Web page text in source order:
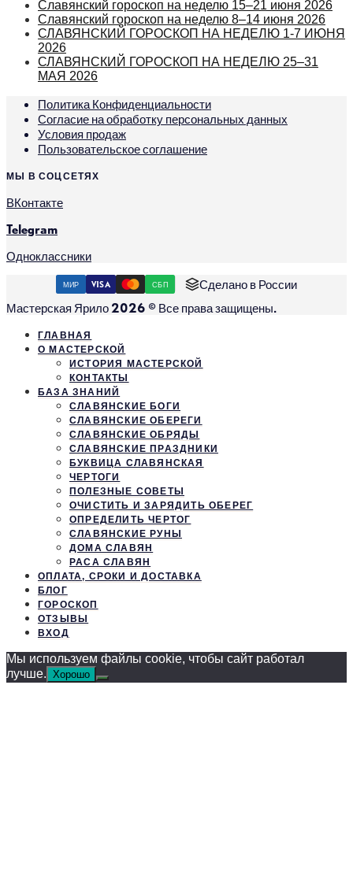
Славянский гороскоп на неделю 15–21 июня 2026
Славянский гороскоп на неделю 8–14 июня 2026
СЛАВЯНСКИЙ ГОРОСКОП НА НЕДЕЛЮ 1-7 ИЮНЯ
2026
СЛАВЯНСКИЙ ГОРОСКОП НА НЕДЕЛЮ 25–31
МАЯ 2026
Политика Конфиденциальности
Согласие на обработку персональных данных
Условия продаж
Пользовательское соглашение
МЫ В СОЦСЕТЯХ
ВКонтакте
Telegram
Одноклассники
МИР VISA СБП
Сделано в России
Мастерская Ярило 2026 © Все права защищены.
ГЛАВНАЯ
О МАСТЕРСКОЙ
ИСТОРИЯ МАСТЕРСКОЙ
КОНТАКТЫ
БАЗА ЗНАНИЙ
СЛАВЯНСКИЕ БОГИ
СЛАВЯНСКИЕ ОБЕРЕГИ
СЛАВЯНСКИЕ ОБРЯДЫ
СЛАВЯНСКИЕ ПРАЗДНИКИ
БУКВИЦА СЛАВЯНСКАЯ
ЧЕРТОГИ
ПОЛЕЗНЫЕ СОВЕТЫ
ОЧИСТИТЬ И ЗАРЯДИТЬ ОБЕРЕГ
ОПРЕДЕЛИТЬ ЧЕРТОГ
СЛАВЯНСКИЕ РУНЫ
ДОМА СЛАВЯН
РАСА СЛАВЯН
ОПЛАТА, СРОКИ И ДОСТАВКА
БЛОГ
ГОРОСКОП
ОТЗЫВЫ
ВХОД
Мы используем файлы cookie, чтобы сайт работал
лучше. Хорошо